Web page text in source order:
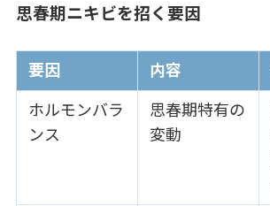
思春期ニキビを招く要因
要因 内容
ホルモンバラ
ンス
思春期特有の
変動